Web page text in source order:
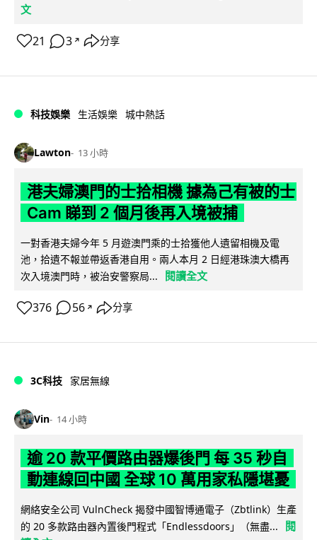
文
21 3 ↗ 分享
科技娛樂 生活娛樂 城中熱話
Lawton 13 小時
港夫婦澳門的士拾相機 據為己有被的士
Cam 睇到 2 個月後再入境被捕
一對香港夫婦今年 5 月遊澳門乘的士拾獲他人遺留相機及電
池，拾遺不報並帶返香港自用。兩人本月 2 日經港珠澳大橋再
次入境澳門時，被治安警察局...
閱讀全文
376 56 ↗ 分享
3C科技 家居無線
Vin 14 小時
逾 20 款平價路由器爆後門 每 35 秒自
動連線回中國 全球 10 萬用家私隱堪憂
網絡安全公司 VulnCheck 揭發中國智博通電子（Zbtlink）生產
的 20 多款路由器內置後門程式「Endlessdoors」（無盡...
閱